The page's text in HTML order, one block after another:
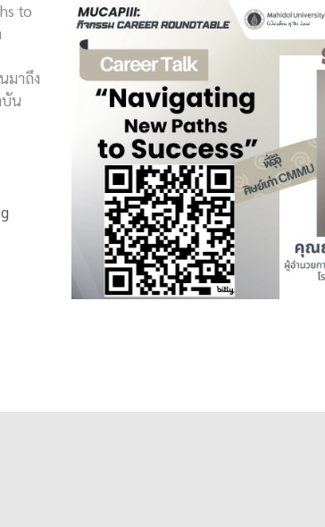
to
มาถึง
บัน